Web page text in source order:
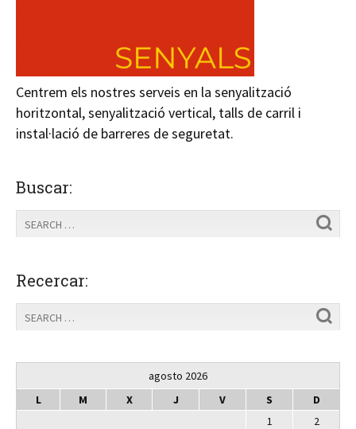
Centrem els nostres serveis en la senyalització
horitzontal, senyalització vertical, talls de carril i
instal·lació de barreres de seguretat.
Buscar:
Recercar:
agosto 2026
L
M X J V S
D
1
2